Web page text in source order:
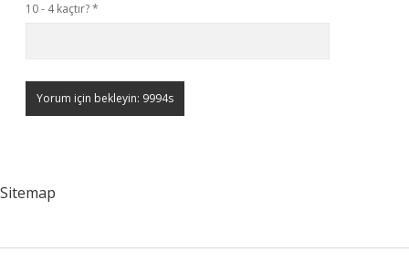
10 - 4 kaçtır?*
Sitemap